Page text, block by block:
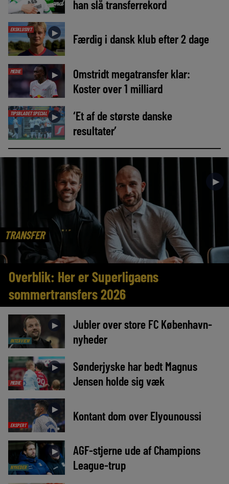
han slå transferrekord
EKSKLUSIVT ► Færdig i dansk klub efter 2 dage
MEDIE ►
Omstridt megatransfer klar:
Koster over 1 milliard
TIPSBLADET SPECIAL ►
‘Et af de største danske
resultater’
TRANSFER
►
Overblik: Her er Superligaens
sommertransfers 2026
INTERVIEW
►
Jubler over store FC København-
nyheder
MEDIE
►
Sønderjyske har bedt Magnus
Jensen holde sig væk
EKSPERT
► Kontant dom over Elyounoussi
NYHEDER
►
AGF-stjerne ude af Champions
League-trup